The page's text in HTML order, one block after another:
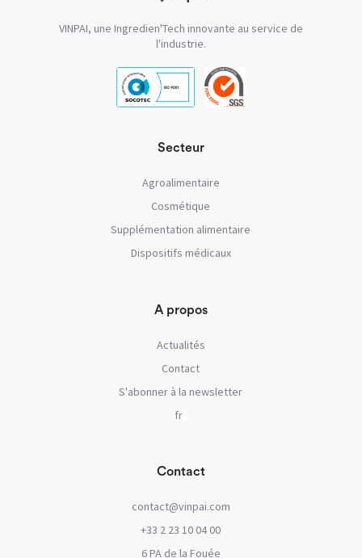
VINPAI, une Ingredien'Tech innovante au service de
l'industrie.
Secteur
Agroalimentaire
Cosmétique
Supplémentation alimentaire
Dispositifs médicaux
A propos
Actualités
Contact
S'abonner à la newsletter
Contact
contact@vinpai.com
+33 2 23 10 04 00
6 PA de la Fouée